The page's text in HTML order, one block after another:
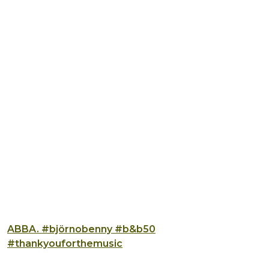
ABBA. #björnobenny #b&b50
#thankyouforthemusic